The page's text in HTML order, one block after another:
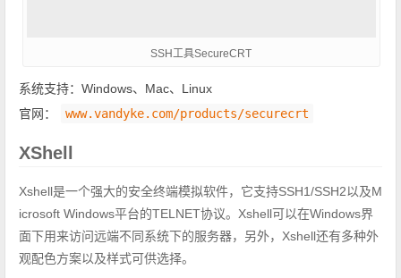
SSH工具SecureCRT
系统支持：Windows、Mac、Linux
官网：
www.vandyke.com/products/securecrt
XShell
Xshell是一个强大的安全终端模拟软件，它支持SSH1/SSH2以及M
icrosoft Windows平台的TELNET协议。Xshell可以在Windows界
面下用来访问远端不同系统下的服务器，另外，Xshell还有多种外
观配色方案以及样式可供选择。